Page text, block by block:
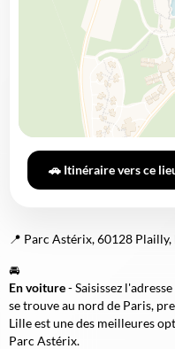
🚗 Itinéraire vers ce
📍 Parc Astérix, 60128 Plailly,
🚘
En voiture- Saisissez
se trouve au nord de Paris,
Lille est une des meilleures
Parc Astérix.